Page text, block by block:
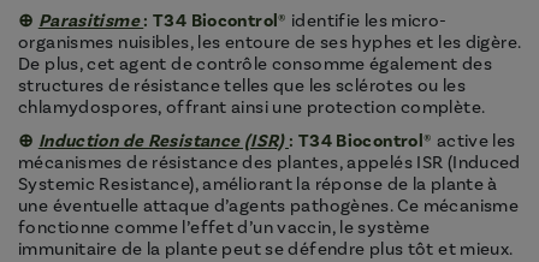
⊕ Parasitisme: T34 Biocontrol® identifie les micro-
organismes nuisibles, les entoure de ses hyphes et les digère.
De plus, cet agent de contrôle consomme également des
structures de résistance telles que les sclérotes ou les
chlamydospores, offrant ainsi une protection complète.
⊕ Induction de Resistance (ISR) : T34 Biocontrol® active les
mécanismes de résistance des plantes, appelés ISR (Induced
Systemic Resistance), améliorant la réponse de la plante à
une éventuelle attaque d’agents pathogènes. Ce mécanisme
fonctionne comme l’effet d’un vaccin, le système
immunitaire de la plante peut se défendre plus tôt et mieux.